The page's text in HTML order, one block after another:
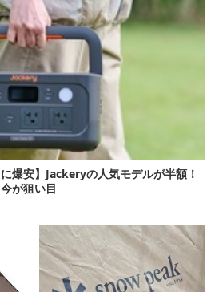
爆安】Jackeryの人気モデルが半額！
が狙い目